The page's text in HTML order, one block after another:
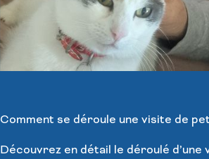
Comment se déroule une visite de
Découvrez en détail le déroulé